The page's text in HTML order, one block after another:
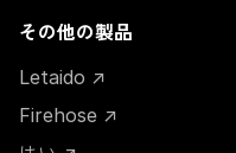
その他の製品
Letaido ↗
Firehose ↗